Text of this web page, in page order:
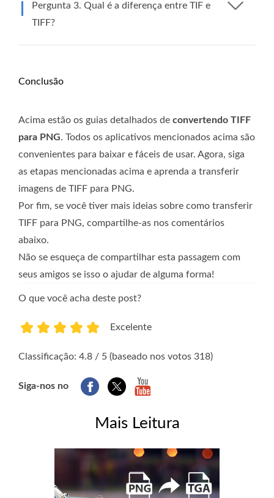
Pergunta 3. Qual é a diferença entre TIF e
TIFF?
Conclusão
Acima estão os guias detalhados de convertendo TIFF
para PNG. Todos os aplicativos mencionados acima são
convenientes para baixar e fáceis de usar. Agora, siga
as etapas mencionadas acima e aprenda a transferir
imagens de TIFF para PNG.
Por fim, se você tiver mais ideias sobre como transferir
TIFF para PNG, compartilhe-as nos comentários
abaixo.
Não se esqueça de compartilhar esta passagem com
seus amigos se isso o ajudar de alguma forma!
O que você acha deste post?
Excelente
Classificação: 4.8 / 5 (baseado nos votos 318)
Siga-nos no
Mais Leitura